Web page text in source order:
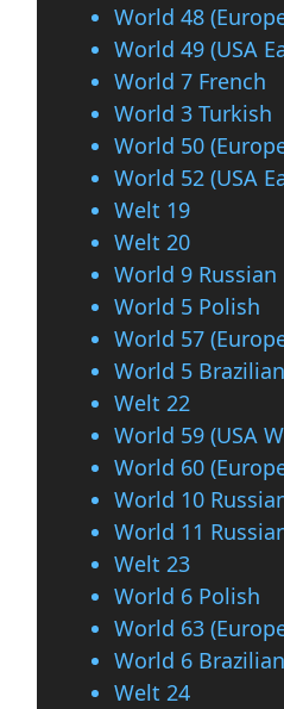
World 48
World 49 (USA
World 7 French
World 3 Turkish
World 50
World 52 (USA
Welt 19
Welt 20
World 9 Russian
World 5 Polish
World 57
World 5 Brazilian
Welt 22
World 59 (USA
World 60
World 10
World 11
Welt 23
World 6 Polish
World 63
World 6 Brazilian
Welt 24